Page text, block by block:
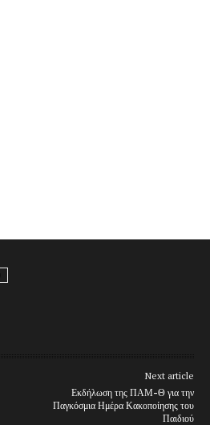
Next article
Εκδήλωση της ΠΑΜ-Θ για την
Παγκόσμια Ημέρα Κακοποίησης του
Παιδιού